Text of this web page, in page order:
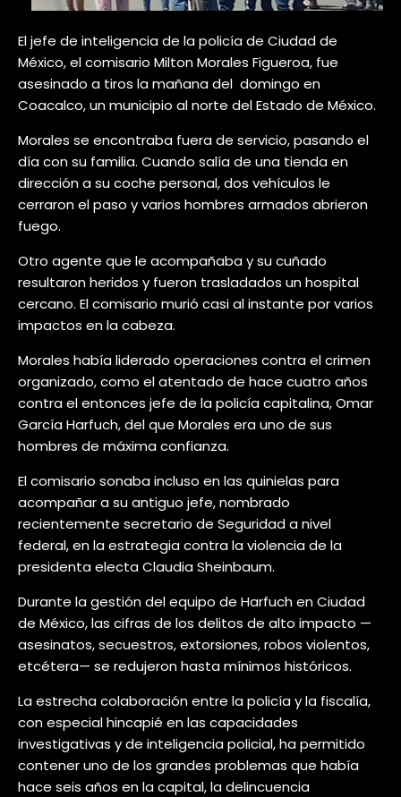
El jefe de inteligencia de la policía de Ciudad de
México, el comisario Milton Morales Figueroa, fue
asesinado a tiros la mañana del domingo en
Coacalco, un municipio al norte del Estado de México.
Morales se encontraba fuera de servicio, pasando el
día con su familia. Cuando salía de una tienda en
dirección a su coche personal, dos vehículos le
cerraron el paso y varios hombres armados abrieron
fuego.
Otro agente que le acompañaba y su cuñado
resultaron heridos y fueron trasladados un hospital
cercano. El comisario murió casi al instante por varios
impactos en la cabeza.
Morales había liderado operaciones contra el crimen
organizado, como el atentado de hace cuatro años
contra el entonces jefe de la policía capitalina, Omar
García Harfuch, del que Morales era uno de sus
hombres de máxima confianza.
El comisario sonaba incluso en las quinielas para
acompañar a su antiguo jefe, nombrado
recientemente secretario de Seguridad a nivel
federal, en la estrategia contra la violencia de la
presidenta electa Claudia Sheinbaum.
Durante la gestión del equipo de Harfuch en Ciudad
de México, las cifras de los delitos de alto impacto —
asesinatos, secuestros, extorsiones, robos violentos,
etcétera— se redujeron hasta mínimos históricos.
La estrecha colaboración entre la policía y la fiscalía,
con especial hincapié en las capacidades
investigativas y de inteligencia policial, ha permitido
contener uno de los grandes problemas que había
hace seis años en la capital, la delincuencia